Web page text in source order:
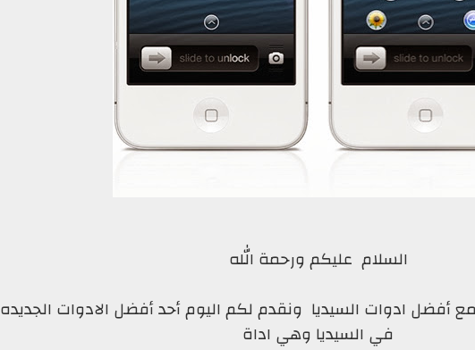
السلام عليكم ورحمة الله
أفضل ادوات السيديا ونقدم لكم اليوم أحد أفضل الادوات الجديده
في السيديا وهي اداة